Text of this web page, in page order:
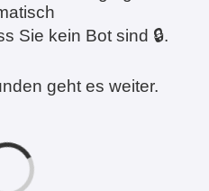
Sie kein Bot sind 🔒.
geht es weiter.